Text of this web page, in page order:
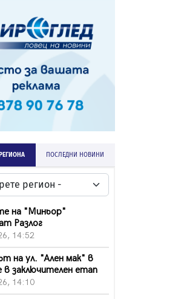
ПОСЛЕДНИ НОВИНИ
на "Миньор"
Разлог
14:52
на ул. "Ален мак" в
в заключителен етап
14:10